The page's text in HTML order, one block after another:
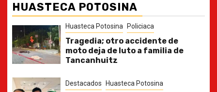
HUASTECA POTOSINA
Huasteca Potosina Policiaca
Tragedia; otro accidente de
moto deja de luto a familia de
Tancanhuitz
Destacados Huasteca Potosina